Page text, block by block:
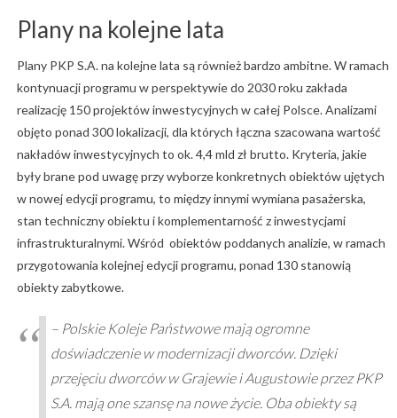
Plany na kolejne lata
Plany PKP S.A. na kolejne lata są również bardzo ambitne. W ramach
kontynuacji programu w perspektywie do 2030 roku zakłada
realizację 150 projektów inwestycyjnych w całej Polsce. Analizami
objęto ponad 300 lokalizacji, dla których łączna szacowana wartość
nakładów inwestycyjnych to ok. 4,4 mld zł brutto. Kryteria, jakie
były brane pod uwagę przy wyborze konkretnych obiektów ujętych
w nowej edycji programu, to między innymi wymiana pasażerska,
stan techniczny obiektu i komplementarność z inwestycjami
infrastrukturalnymi. Wśród obiektów poddanych analizie, w ramach
przygotowania kolejnej edycji programu, ponad 130 stanowią
obiekty zabytkowe.
– Polskie Koleje Państwowe mają ogromne
doświadczenie w modernizacji dworców. Dzięki
przejęciu dworców w Grajewie i Augustowie przez PKP
S.A. mają one szansę na nowe życie. Oba obiekty są